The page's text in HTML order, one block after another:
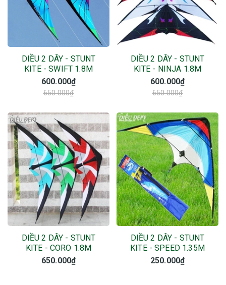
DIỀU 2 DÂY - STUNT
KITE - SWIFT 1.8M
600.000₫
650.000₫
DIỀU 2 DÂY - STUNT
KITE - NINJA 1.8M
600.000₫
650.000₫
DIỀU 2 DÂY - STUNT
KITE - CORO 1.8M
650.000₫
DIỀU 2 DÂY - STUNT
KITE - SPEED 1.35M
250.000₫